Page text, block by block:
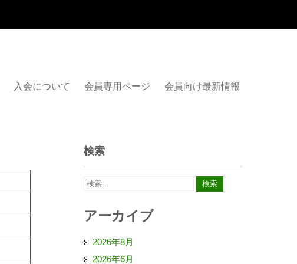
入会について 会員専用ページ 会員向け最新情報
検索
アーカイブ
2026年8月
2026年6月